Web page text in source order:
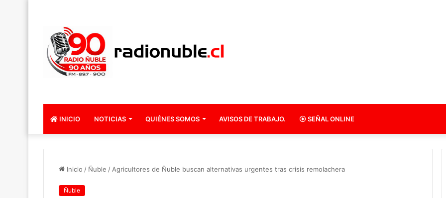
INICIO NOTICIAS QUIÉNES SOMOS AVISOS DE TRABAJO. SEÑAL ONLINE
Inicio / Ñuble /Agricultores de Ñuble buscan alternativas urgentes tras crisis remolachera
Ñuble